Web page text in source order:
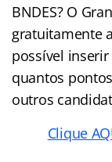
BNDES? O
gratuitamente
possível
quantos
outros
Clique